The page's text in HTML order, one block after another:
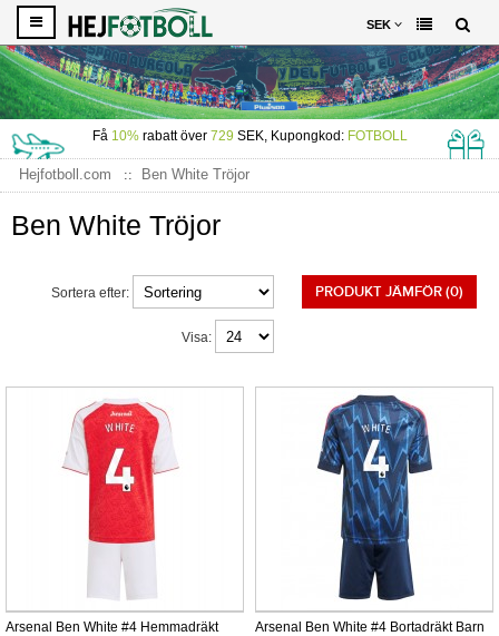
SEK
Få 10%rabatt över 729 SEK, Kupongkod: FOTBOLL
Hejfotboll.com Ben White Tröjor
Ben White Tröjor
PRODUKT JÄMFÖR (0)
Sortera efter:
Visa:
Arsenal Ben White #4 Hemmadräkt
Arsenal Ben White #4 Bortadräkt Barn